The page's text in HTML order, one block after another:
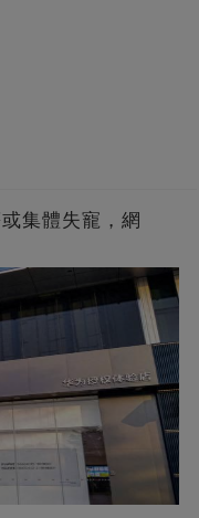
集體失寵，網